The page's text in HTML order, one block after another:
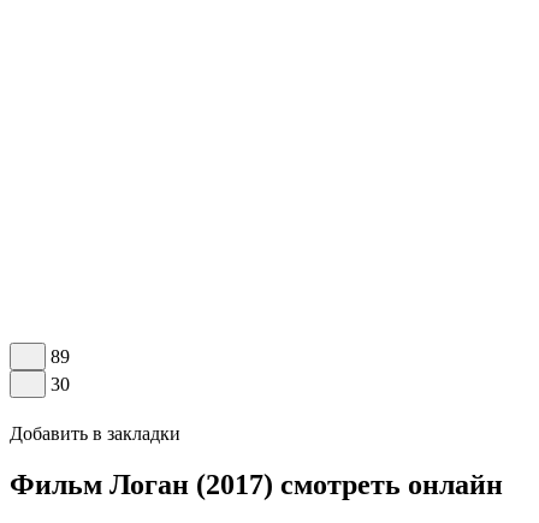
89
30
Добавить в закладки
Фильм Логан (2017) смотреть онлайн